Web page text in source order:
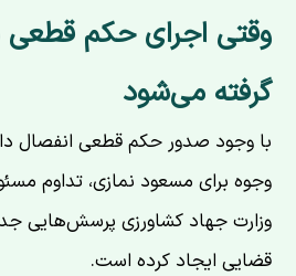
وقتی اجرای حکم قطعی
گرفته می‌شود
با وجود صدور حکم قطعی انفصال
وجوه برای مسعود نمازی، تداوم
وزارت جهاد کشاورزی پرسش‌هایی
قضایی ایجاد کرده است.